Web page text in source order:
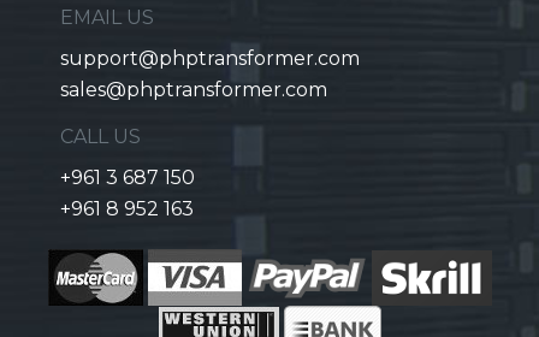
EMAIL US
support@phptransformer.com
sales@phptransformer.com
CALL US
+961 3 687 150
+961 8 952 163